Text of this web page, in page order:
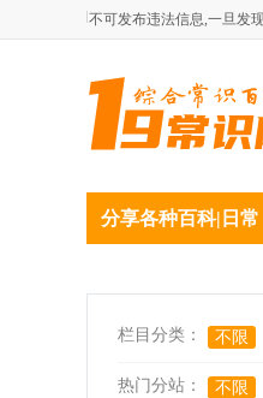
不可发布违法信息,一旦发
分享各种百科|日常
栏目分类： 不限
热门分站： 不限